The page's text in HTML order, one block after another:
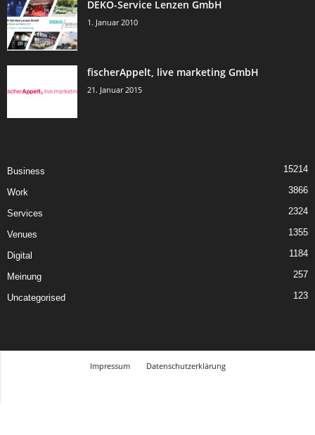
DEKO-Service Lenzen GmbH
1. Januar 2010
fischerAppelt, live marketing GmbH
21. Januar 2015
Business 15214
Work 3866
Services 2324
Venues 1355
Digital 1184
Meinung 257
Uncategorised 123
Impressum
Datenschutzerklärung